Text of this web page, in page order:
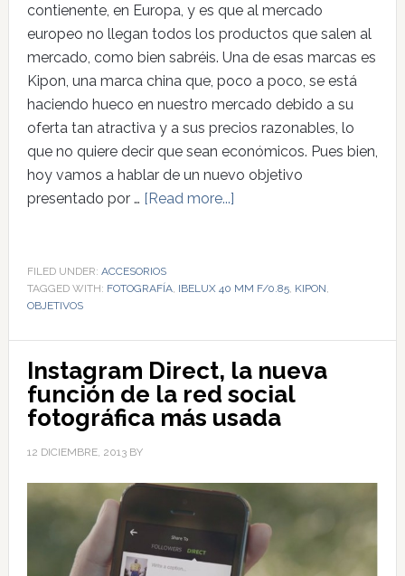
contienente, en Europa, y es que al mercado
europeo no llegan todos los productos que salen al
mercado, como bien sabréis. Una de esas marcas es
Kipon, una marca china que, poco a poco, se está
haciendo hueco en nuestro mercado debido a su
oferta tan atractiva y a sus precios razonables, lo
que no quiere decir que sean económicos. Pues bien,
hoy vamos a hablar de un nuevo objetivo
presentado por … [Read more...]
FILED UNDER: ACCESORIOS
TAGGED WITH: FOTOGRAFÍA, IBELUX 40 MM F/0.85, KIPON
OBJETIVOS
Instagram Direct, la nueva
función de la red social
fotográfica más usada
12 DICIEMBRE, 2013BY